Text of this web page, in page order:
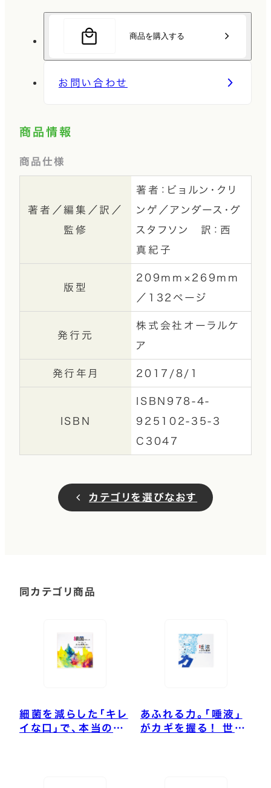
商品を購入する
お問い合わせ
商品情報
商品仕様
著者／編集／訳／
監修
著者：ビョルン・クリ
ンゲ／アンダース・グ
スタフソン 訳：西
真紀子
版型
209mm×269mm
／132ページ
発行元
株式会社オーラルケ
ア
発行年月 2017/8/1
ISBN
ISBN978-4-
925102-35-3
C3047
カテゴリを選びなおす
同カテゴリ商品
細菌を減らした「キレ
イな口」で、本当の健
あふれる力。「唾液」
がカギを握る！ 世界